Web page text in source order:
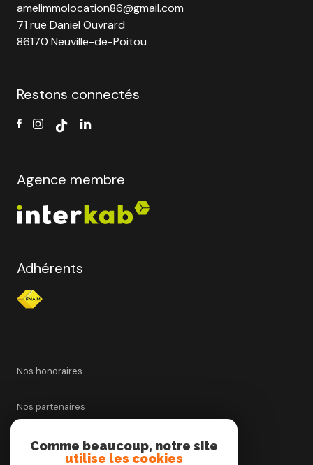
amelimmolocation86@gmail.com
71 rue Daniel Ouvrard
86170 Neuville-de-Poitou
Restons connectés
Agence membre
Adhérents
Nos honoraires
Nos partenaires
Mentions légales
Comme beaucoup, notre site
utilise les cookies